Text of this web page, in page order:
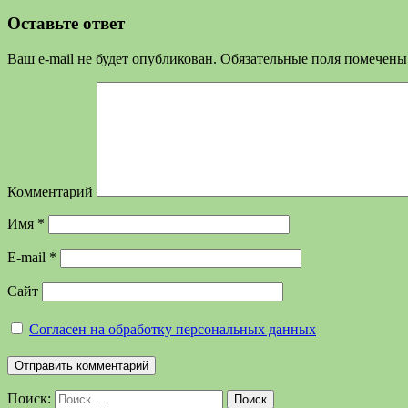
Оставьте ответ
Ваш e-mail не будет опубликован. Обязательные поля
Комментарий
Имя *
E-mail *
Сайт
Согласен на обработку персональных данных
Поиск: Поиск